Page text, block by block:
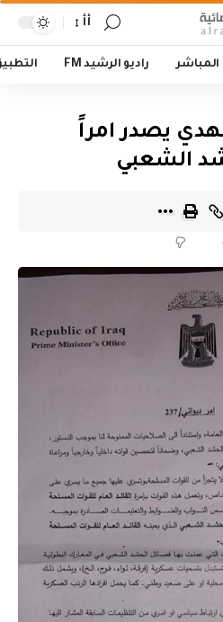
أأ
المباشر راديو الرشيد FM
يصدر امراً
الشعبي